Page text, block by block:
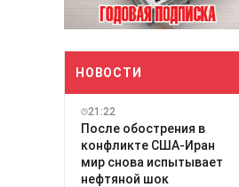
НОВОСТИ
21:22
После обострения в
конфликте США-Иран
мир снова испытывает
нефтяной шок